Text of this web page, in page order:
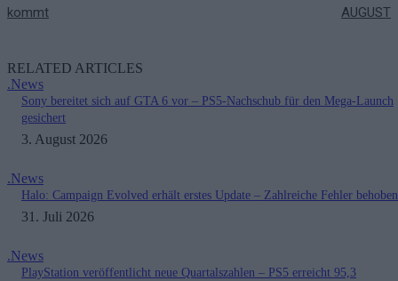
kommt
AUGUST
RELATED ARTICLES
.News
Sony bereitet sich auf GTA 6 vor – PS5-Nachschub für den Mega-Launch
gesichert
3. August 2026
.News
Halo: Campaign Evolved erhält erstes Update – Zahlreiche Fehler behoben
31. Juli 2026
.News
PlayStation veröffentlicht neue Quartalszahlen – PS5 erreicht 95,3